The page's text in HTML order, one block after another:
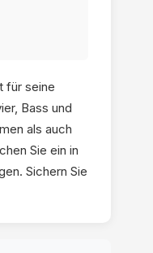
für seine
Bass und
als auch
Sie ein in
Sichern Sie